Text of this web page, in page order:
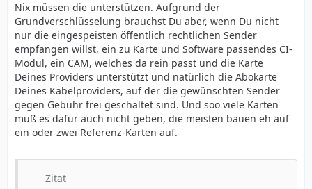
Nix müssen die unterstützen. Aufgrund der
Grundverschlüsselung brauchst Du aber, wenn Du nicht
nur die eingespeisten öffentlich rechtlichen Sender
empfangen willst, ein zu Karte und Software passendes CI-
Modul, ein CAM, welches da rein passt und die Karte
Deines Providers unterstützt und natürlich die Abokarte
Deines Kabelproviders, auf der die gewünschten Sender
gegen Gebühr frei geschaltet sind. Und soo viele Karten
muß es dafür auch nicht geben, die meisten bauen eh auf
ein oder zwei Referenz-Karten auf.
Zitat